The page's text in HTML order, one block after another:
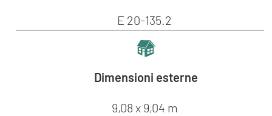
E 20-135.2
Dimensioni esterne
9,08 x 9,04 m